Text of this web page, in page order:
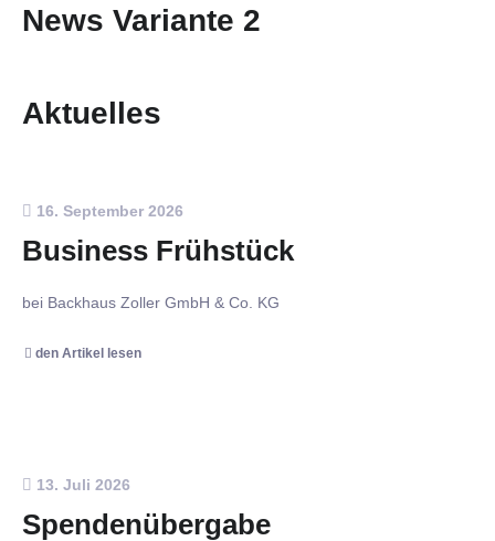
News Variante 2
Aktuelles
16. September 2026
Business Frühstück
bei Backhaus Zoller GmbH & Co. KG
den Artikel lesen
13. Juli 2026
Spendenübergabe